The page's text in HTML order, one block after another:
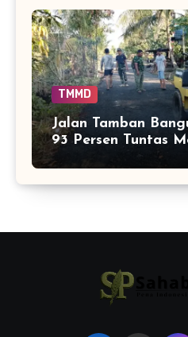
TMMD
Jalan Tamban
93 Persen Tuntas
TMMD